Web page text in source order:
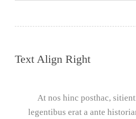
Text Align Right
At nos hinc posthac,
legentibus erat a ante